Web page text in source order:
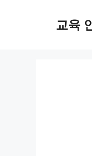
교육